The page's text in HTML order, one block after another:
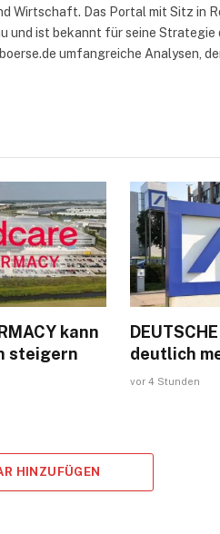
Wirtschaft. Das Portal mit Sitz in
ist bekannt für seine Strategie
umfangreiche Analysen,
kann
steigern
deutlich
vor 4 Stunden
HINZUFÜGEN